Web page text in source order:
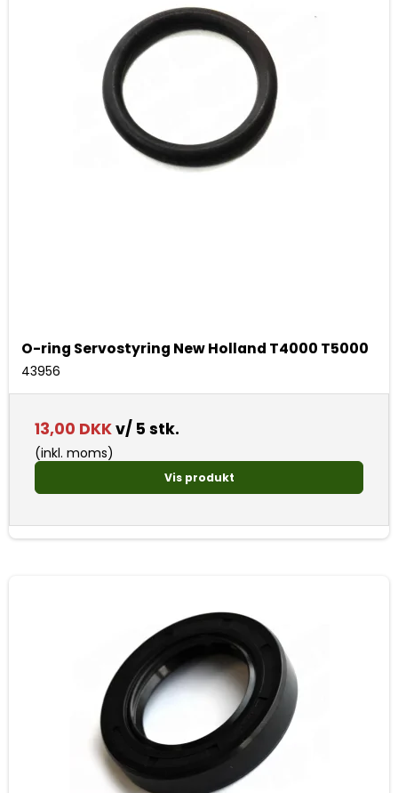
O-ring Servostyring New Holland T4000 T5000
43956
13,00 DKKv/ 5 stk.
(inkl. moms)
Vis produkt